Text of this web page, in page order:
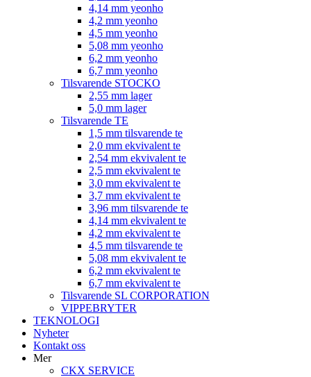
4,14 mm yeonho
4,2 mm yeonho
4,5 mm yeonho
5,08 mm yeonho
6,2 mm yeonho
6,7 mm yeonho
Tilsvarende STOCKO
2,55 mm lager
5,0 mm lager
Tilsvarende TE
1,5 mm tilsvarende te
2,0 mm ekvivalent te
2,54 mm ekvivalent te
2,5 mm ekvivalent te
3,0 mm ekvivalent te
3,7 mm ekvivalent te
3,96 mm tilsvarende te
4,14 mm ekvivalent te
4,2 mm ekvivalent te
4,5 mm tilsvarende te
5,08 mm ekvivalent te
6,2 mm ekvivalent te
6,7 mm ekvivalent te
Tilsvarende SL CORPORATION
VIPPEBRYTER
TEKNOLOGI
Nyheter
Kontakt oss
Mer
CKX SERVICE